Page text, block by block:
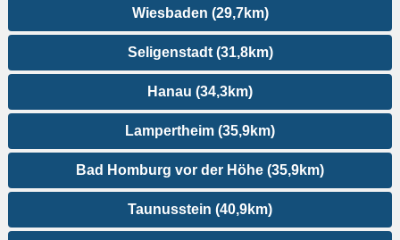
Wiesbaden (29,7km)
Seligenstadt (31,8km)
Hanau (34,3km)
Lampertheim (35,9km)
Bad Homburg vor der Höhe (35,9km)
Taunusstein (40,9km)